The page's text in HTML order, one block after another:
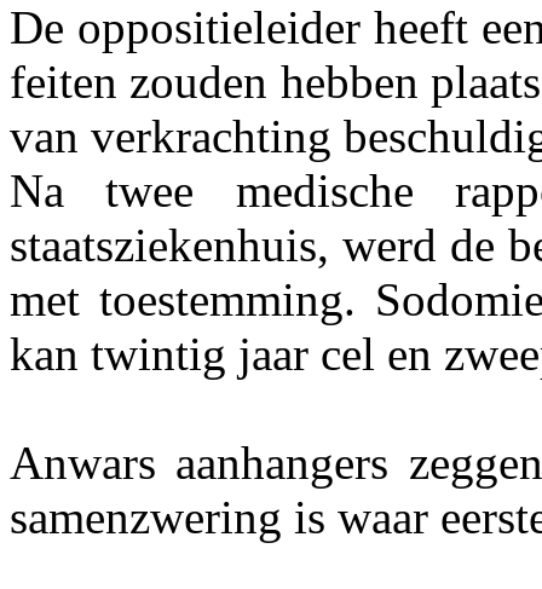
De oppositieleider heeft
feiten zouden hebben
van verkrachting
Na twee medische
staatsziekenhuis, werd de
met toestemming.
kan twintig jaar cel en
Anwars aanhangers
samenzwering is waar